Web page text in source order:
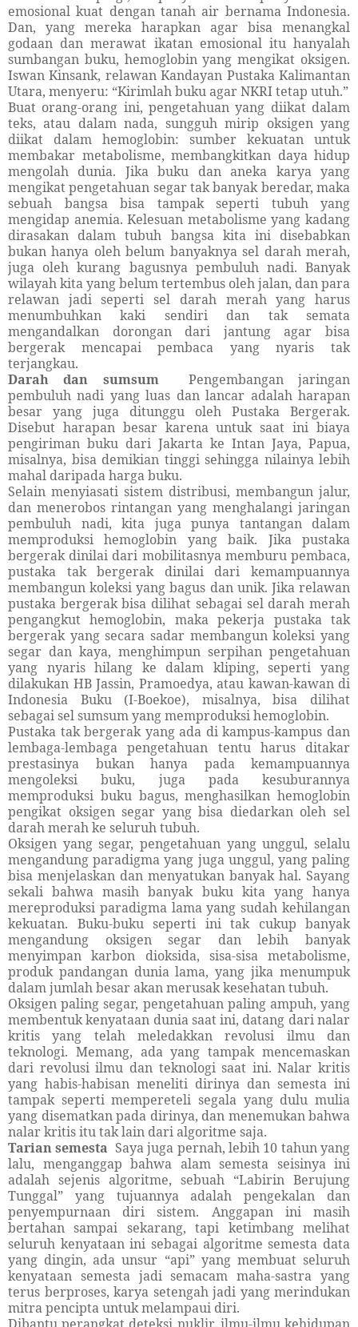
emosional kuat dengan tanah air bernama Indonesia.
Dan, yang mereka harapkan agar bisa menangkal
godaan dan merawat ikatan emosional itu hanyalah
sumbangan buku, hemoglobin yang mengikat oksigen.
Iswan Kinsank, relawan Kandayan Pustaka Kalimantan
Utara, menyeru: “Kirimlah buku agar NKRI tetap utuh.”
Buat orang-orang ini, pengetahuan yang diikat dalam
teks, atau dalam nada, sungguh mirip oksigen yang
diikat dalam hemoglobin: sumber kekuatan untuk
membakar metabolisme, membangkitkan daya hidup
mengolah dunia. Jika buku dan aneka karya yang
mengikat pengetahuan segar tak banyak beredar, maka
sebuah bangsa bisa tampak seperti tubuh yang
mengidap anemia. Kelesuan metabolisme yang kadang
dirasakan dalam tubuh bangsa kita ini disebabkan
bukan hanya oleh belum banyaknya sel darah merah,
juga oleh kurang bagusnya pembuluh nadi. Banyak
wilayah kita yang belum tertembus oleh jalan, dan para
relawan jadi seperti sel darah merah yang harus
menumbuhkan kaki sendiri dan tak semata
mengandalkan dorongan dari jantung agar bisa
bergerak mencapai pembaca yang nyaris tak
terjangkau.
Darah dan sumsum Pengembangan jaringan
pembuluh nadi yang luas dan lancar adalah harapan
besar yang juga ditunggu oleh Pustaka Bergerak.
Disebut harapan besar karena untuk saat ini biaya
pengiriman buku dari Jakarta ke Intan Jaya, Papua,
misalnya, bisa demikian tinggi sehingga nilainya lebih
mahal daripada harga buku.
Selain menyiasati sistem distribusi, membangun jalur,
dan menerobos rintangan yang menghalangi jaringan
pembuluh nadi, kita juga punya tantangan dalam
memproduksi hemoglobin yang baik. Jika pustaka
bergerak dinilai dari mobilitasnya memburu pembaca,
pustaka tak bergerak dinilai dari kemampuannya
membangun koleksi yang bagus dan unik. Jika relawan
pustaka bergerak bisa dilihat sebagai sel darah merah
pengangkut hemoglobin, maka pekerja pustaka tak
bergerak yang secara sadar membangun koleksi yang
segar dan kaya, menghimpun serpihan pengetahuan
yang nyaris hilang ke dalam kliping, seperti yang
dilakukan HB Jassin, Pramoedya, atau kawan-kawan di
Indonesia Buku (I-Boekoe), misalnya, bisa dilihat
sebagai sel sumsum yang memproduksi hemoglobin.
Pustaka tak bergerak yang ada di kampus-kampus dan
lembaga-lembaga pengetahuan tentu harus ditakar
prestasinya bukan hanya pada kemampuannya
mengoleksi buku, juga pada kesuburannya
memproduksi buku bagus, menghasilkan hemoglobin
pengikat oksigen segar yang bisa diedarkan oleh sel
darah merah ke seluruh tubuh.
Oksigen yang segar, pengetahuan yang unggul, selalu
mengandung paradigma yang juga unggul, yang paling
bisa menjelaskan dan menyatukan banyak hal. Sayang
sekali bahwa masih banyak buku kita yang hanya
mereproduksi paradigma lama yang sudah kehilangan
kekuatan. Buku-buku seperti ini tak cukup banyak
mengandung oksigen segar dan lebih banyak
menyimpan karbon dioksida, sisa-sisa metabolisme,
produk pandangan dunia lama, yang jika menumpuk
dalam jumlah besar akan merusak kesehatan tubuh.
Oksigen paling segar, pengetahuan paling ampuh, yang
membentuk kenyataan dunia saat ini, datang dari nalar
kritis yang telah meledakkan revolusi ilmu dan
teknologi. Memang, ada yang tampak mencemaskan
dari revolusi ilmu dan teknologi saat ini. Nalar kritis
yang habis-habisan meneliti dirinya dan semesta ini
tampak seperti mempereteli segala yang dulu mulia
yang disematkan pada dirinya, dan menemukan bahwa
nalar kritis itu tak lain dari algoritme saja.
Tarian semesta Saya juga pernah, lebih 10 tahun yang
lalu, menganggap bahwa alam semesta seisinya ini
adalah sejenis algoritme, sebuah “Labirin Berujung
Tunggal” yang tujuannya adalah pengekalan dan
penyempurnaan diri sistem. Anggapan ini masih
bertahan sampai sekarang, tapi ketimbang melihat
seluruh kenyataan ini sebagai algoritme semesta data
yang dingin, ada unsur “api” yang membuat seluruh
kenyataan semesta jadi semacam maha-sastra yang
terus berproses, karya setengah jadi yang merindukan
mitra pencipta untuk melampaui diri.